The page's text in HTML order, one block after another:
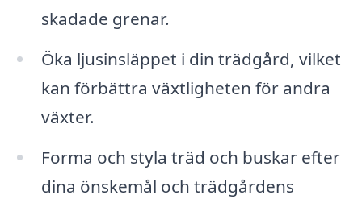
skadade grenar.
Öka ljusinsläppet i din trädgård, vilket
kan förbättra växtligheten för andra
växter.
Forma och styla träd och buskar efter
dina önskemål och trädgårdens